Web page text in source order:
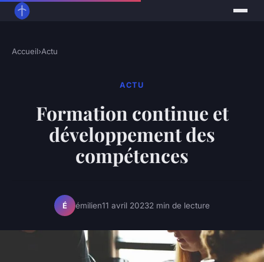
Accueil›Actu
ACTU
Formation continue et
développement des
compétences
É émilien11 avril 20232 min de lecture